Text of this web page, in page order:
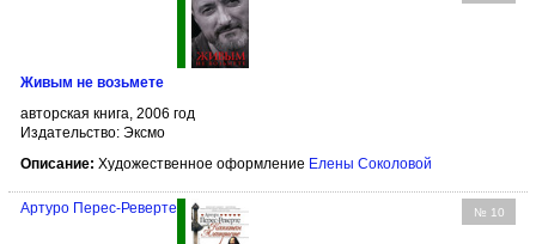
Живым не возьмете
авторская книга, 2006 год
Издательство: Эксмо
Описание: Художественное оформление Елены Соколовой
№ 10
Артуро Перес-Реверте